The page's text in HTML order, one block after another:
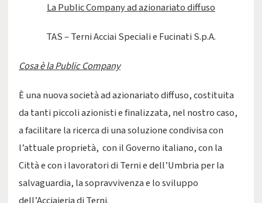
La Public Company ad azionariato diffuso
TAS – Terni Acciai Speciali e Fucinati S.p.A.
Cosa è la Public Company
È una nuova società ad azionariato diffuso, costituita
da tanti piccoli azionisti e finalizzata, nel nostro caso,
a facilitare la ricerca di una soluzione condivisa con
l’attuale proprietà, con il Governo italiano, con la
Città e con i lavoratori di Terni e dell’Umbria per la
salvaguardia, la sopravvivenza e lo sviluppo